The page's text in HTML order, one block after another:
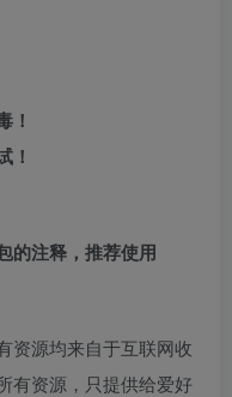
！
！
的注释，推荐使用
资源均来自于互联网收
有资源，只提供给爱好